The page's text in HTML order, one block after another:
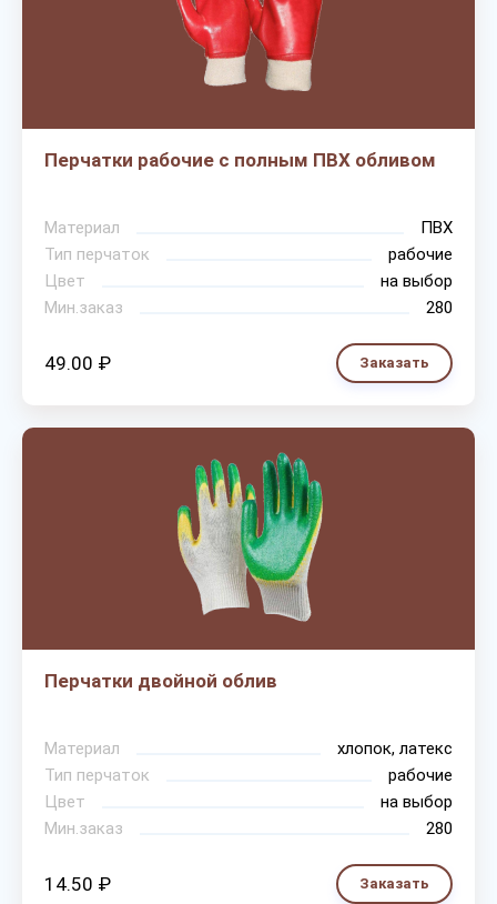
Перчатки рабочие с полным ПВХ обливом
Материал
ПВХ
Тип перчаток
рабочие
Цвет
на выбор
Мин.заказ
280
49.00 ₽ Заказать
Перчатки двойной облив
Материал
хлопок, латекс
Тип перчаток
рабочие
Цвет
на выбор
Мин.заказ
280
14.50 ₽ Заказать